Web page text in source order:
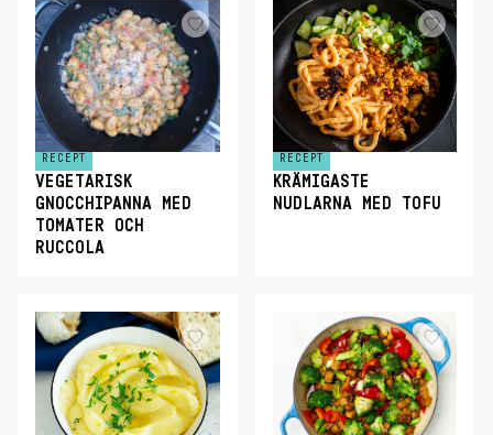
RECEPT
VEGETARISK
GNOCCHIPANNA MED
TOMATER OCH
RUCCOLA
RECEPT
KRÄMIGASTE
NUDLARNA MED TOFU